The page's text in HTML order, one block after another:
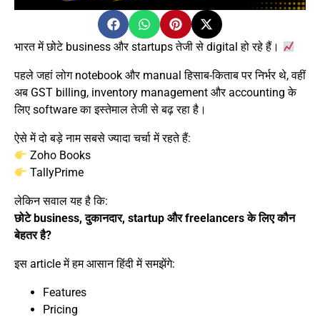
भारत में छोटे business और startups तेजी से digital हो रहे हैं।
पहले जहां लोग notebook और manual हिसाब-किताब पर निर्भर थे, वहीं
अब GST billing, inventory management और accounting के
लिए software का इस्तेमाल तेजी से बढ़ रहा है।
ऐसे में दो बड़े नाम सबसे ज्यादा चर्चा में रहते हैं:
Zoho Books
TallyPrime
लेकिन सवाल यह है कि:
छोटे business, दुकानदार, startup और freelancers के लिए कौन
बेहतर है?
इस article में हम आसान हिंदी में समझेंगे:
Features
Pricing